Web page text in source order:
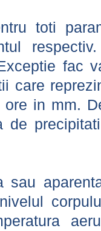
toti
fac
care
in mm.
de
sau